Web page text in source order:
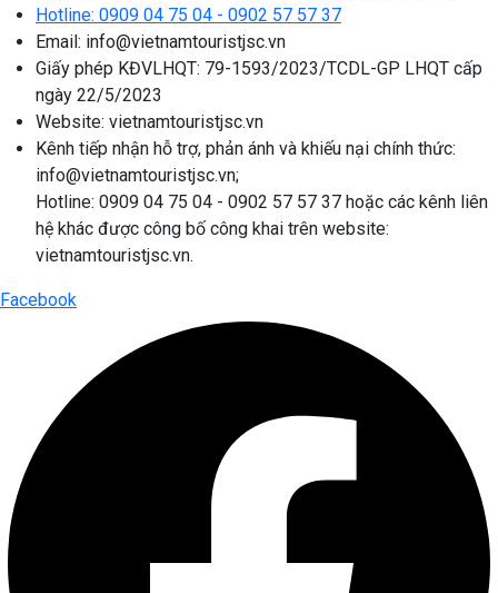
Hotline: 0909 04 75 04 - 0902 57 57 37
Email: info@vietnamtouristjsc.vn
Giấy phép KĐVLHQT: 79-1593/2023/TCDL-GP LHQT cấp
ngày 22/5/2023
Website: vietnamtouristjsc.vn
Kênh tiếp nhận hỗ trợ, phản ánh và khiếu nại chính thức:
info@vietnamtouristjsc.vn;
Hotline: 0909 04 75 04 - 0902 57 57 37 hoặc các kênh liên
hệ khác được công bố công khai trên website:
vietnamtouristjsc.vn.
Facebook